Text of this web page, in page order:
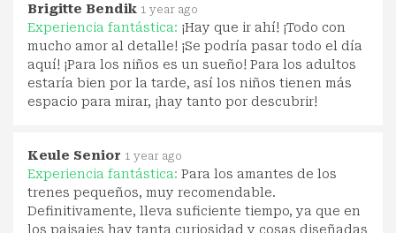
Brigitte Bendik 1 year ago
Experiencia fantástica: ¡Hay que ir ahí! ¡Todo con
mucho amor al detalle! ¡Se podría pasar todo el día
aquí! ¡Para los niños es un sueño! Para los adultos
estaría bien por la tarde, así los niños tienen más
espacio para mirar, ¡hay tanto por descubrir!
Keule Senior 1 year ago
Experiencia fantástica: Para los amantes de los
trenes pequeños, muy recomendable.
Definitivamente, lleva suficiente tiempo, ya que en
los paisajes hay tanta curiosidad y cosas diseñadas